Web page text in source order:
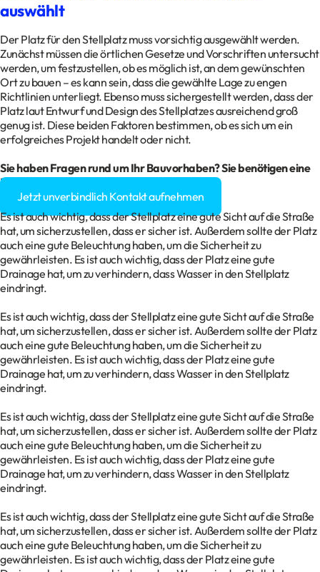
auswählt
Der Platz für den Stellplatz muss vorsichtig ausgewählt werden.
Zunächst müssen die örtlichen Gesetze und Vorschriften untersucht
werden, um festzustellen, ob es möglich ist, an dem gewünschten
Ort zu bauen – es kann sein, dass die gewählte Lage zu engen
Richtlinien unterliegt. Ebenso muss sichergestellt werden, dass der
Platz laut Entwurf und Design des Stellplatzes ausreichend groß
genug ist. Diese beiden Faktoren bestimmen, ob es sich um ein
erfolgreiches Projekt handelt oder nicht.
Sie haben Fragen rund um IhrBauvorhaben? Sie benötigen eine
Baugenehmigung?
Jetzt unverbindlich Kontakt aufnehmen
Es ist auch wichtig, dass der Stellplatz eine gute Sicht auf die Straße
hat, um sicherzustellen, dass er sicher ist. Außerdem sollte der Platz
auch eine gute Beleuchtung haben, um die Sicherheit zu
gewährleisten. Es ist auch wichtig, dass der Platz eine gute
Drainage hat, um zu verhindern, dass Wasser in den Stellplatz
eindringt.
Es ist auch wichtig, dass der Stellplatz eine gute Sicht auf die Straße
hat, um sicherzustellen, dass er sicher ist. Außerdem sollte der Platz
auch eine gute Beleuchtung haben, um die Sicherheit zu
gewährleisten. Es ist auch wichtig, dass der Platz eine gute
Drainage hat, um zu verhindern, dass Wasser in den Stellplatz
eindringt.
Es ist auch wichtig, dass der Stellplatz eine gute Sicht auf die Straße
hat, um sicherzustellen, dass er sicher ist. Außerdem sollte der Platz
auch eine gute Beleuchtung haben, um die Sicherheit zu
gewährleisten. Es ist auch wichtig, dass der Platz eine gute
Drainage hat, um zu verhindern, dass Wasser in den Stellplatz
eindringt.
Es ist auch wichtig, dass der Stellplatz eine gute Sicht auf die Straße
hat, um sicherzustellen, dass er sicher ist. Außerdem sollte der Platz
auch eine gute Beleuchtung haben, um die Sicherheit zu
gewährleisten. Es ist auch wichtig, dass der Platz eine gute